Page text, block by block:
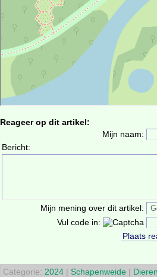
Reageer op dit artikel:
Mijn naam:
Bericht:
Mijn mening over dit artikel:
Vul code in:
Categorie: 2024| Schapenweide|